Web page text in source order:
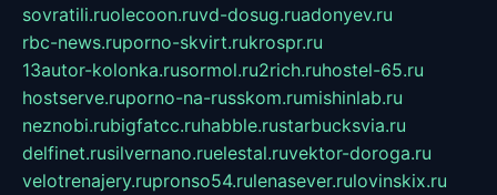
sovratili.ruolecoon.ruvd-dosug.ruadonyev.ru
rbc-news.ruporno-skvirt.rukrospr.ru
13autor-kolonka.rusormol.ru2rich.ruhostel-65.ru
hostserve.ruporno-na-russkom.rumishinlab.ru
neznobi.rubigfatcc.ruhabble.rustarbucksvia.ru
delfinet.rusilvernano.ruelestal.ruvektor-doroga.ru
velotrenajery.rupronso54.rulenasever.rulovinskix.ru